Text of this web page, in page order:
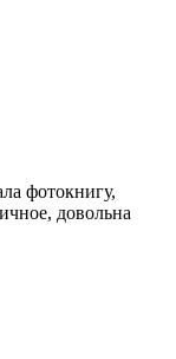
фотокнигу,
довольна